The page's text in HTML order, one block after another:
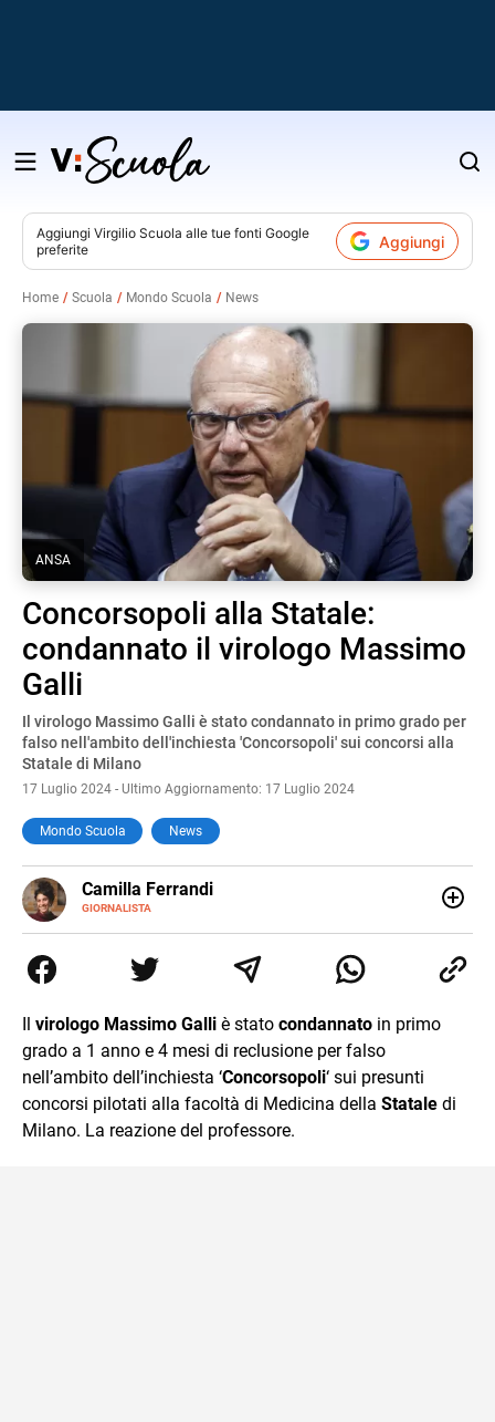
Salta
contenuto
Aggiungi Virgilio Scuola alle tue fonti Google
preferite
Aggiungi
Home Scuola Mondo Scuola News
ANSA
Concorsopoli alla Statale:
condannato il virologo Massimo
Galli
Il virologo Massimo Galli è stato condannato in primo grado per
falso nell'ambito dell'inchiesta 'Concorsopoli' sui concorsi alla
Statale di Milano
17 Luglio 2024 - Ultimo Aggiornamento: 17 Luglio 2024
Mondo Scuola News
Camilla Ferrandi
GIORNALISTA
E-
MAIL
LINKEDIN
di trasformare la passione per la scrittura in un lavoro, e
da lì non mi sono più fermata. L’attualità è il mio pane
mente.
Il virologo Massimo Galli è stato condannato in primo
grado a 1 anno e 4 mesi di reclusione per falso
nell’ambito dell’inchiesta ‘Concorsopoli‘ sui presunti
concorsi pilotati alla facoltà di Medicina della Statale di
Milano. La reazione del professore.